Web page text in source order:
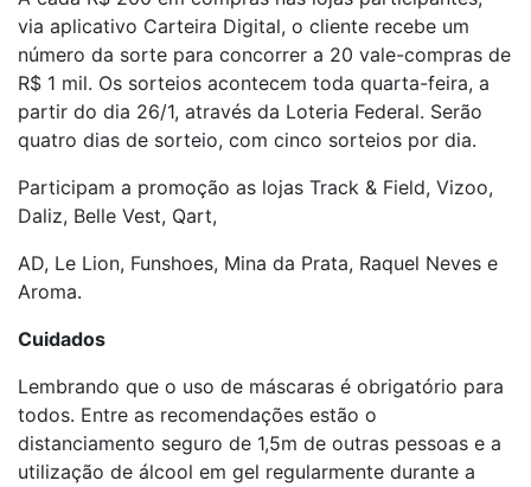
via aplicativo Carteira Digital, o cliente recebe um
número da sorte para concorrer a 20 vale-compras de
R$ 1 mil. Os sorteios acontecem toda quarta-feira, a
partir do dia 26/1, através da Loteria Federal. Serão
quatro dias de sorteio, com cinco sorteios por dia.
Participam a promoção as lojas Track & Field, Vizoo,
Daliz, Belle Vest, Qart,
AD, Le Lion, Funshoes, Mina da Prata, Raquel Neves e
Aroma.
Cuidados
Lembrando que o uso de máscaras é obrigatório para
todos. Entre as recomendações estão o
distanciamento seguro de 1,5m de outras pessoas e a
utilização de álcool em gel regularmente durante a